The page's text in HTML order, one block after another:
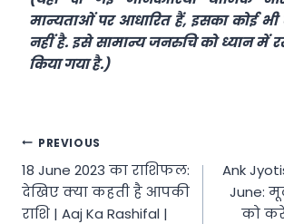
मान्यताओं पर आधारित हैं, इसका कोई भी
नहीं है. इसे सामान्य जनरुचि को ध्यान में
किया गया है.)
Post
navigation
PREVIOUS
18 June 2023 का राशिफल:
देखिए क्या कहती है आपकी
राशि | Aaj Ka Rashifal |
Ank
June:
को